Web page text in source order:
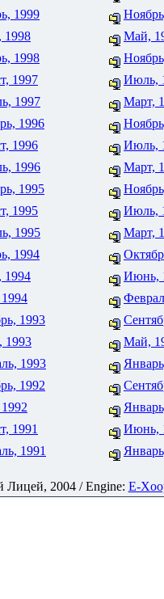
1999
Май,
1998
1997
Июль,
1997
Март,
1996
1996
Июль,
1996
Март,
1995
1995
Июль,
1995
Март,
1994
Июнь,
1993
1993
Май,
1993
1992
1991
Июнь,
1991
2004 / Engine: E-